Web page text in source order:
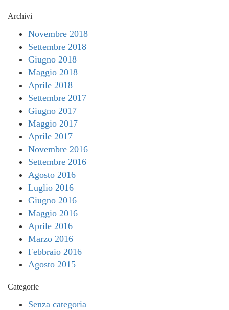
Archivi
Novembre 2018
Settembre 2018
Giugno 2018
Maggio 2018
Aprile 2018
Settembre 2017
Giugno 2017
Maggio 2017
Aprile 2017
Novembre 2016
Settembre 2016
Agosto 2016
Luglio 2016
Giugno 2016
Maggio 2016
Aprile 2016
Marzo 2016
Febbraio 2016
Agosto 2015
Categorie
Senza categoria